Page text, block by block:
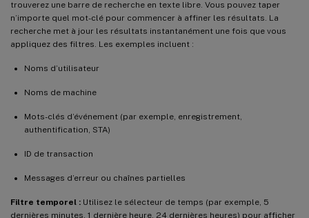
trouverez une barre de recherche en texte libre. Vous pouvez taper
n’importe quel mot-clé pour commencer à affiner les résultats. La
recherche met à jour les résultats instantanément une fois que vous
appliquez des filtres. Les exemples incluent :
Noms d’utilisateur
Noms de machine
Mots-clés d’événement (par exemple, enregistrement,
authentification, STA)
ID de transaction
Messages d’erreur ou chaînes partielles
Filtre temporel : Utilisez le sélecteur de temps (par exemple, 5
dernières minutes, 1 dernière heure, 24 dernières heures) pour afficher